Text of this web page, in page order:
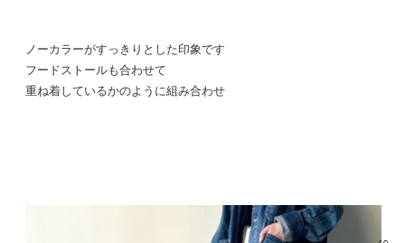
ノーカラーがすっきりとした印象です
フードストールも合わせて
重ね着しているかのように組み合わせ